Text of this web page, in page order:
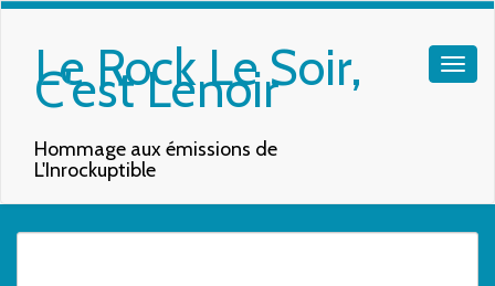
Le Rock Le Soir,
C'est Lenoir
Hommage aux émissions de
L'Inrockuptible